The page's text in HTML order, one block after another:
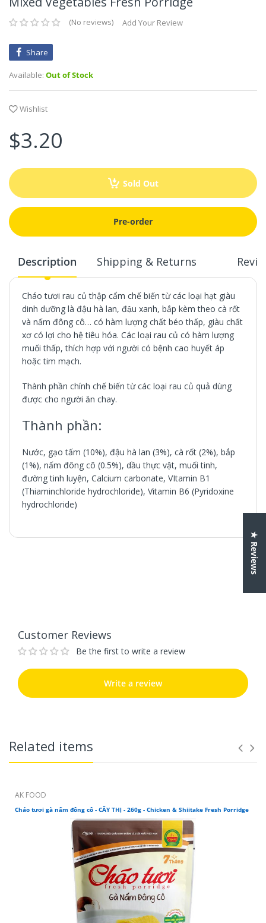
No reviews Add Your Review
Share
Available: Out of Stock
Wishlist
$3.20
Sold Out
Pre-order
Description Shipping & Returns
Cháo tươi rau củ thập cẩm chế biến từ các loại hạt giàu
dinh dưỡng là đậu hà lan, đậu xanh, bắp kèm theo cà rốt
và nấm đông cô… có hàm lượng chất béo thấp, giàu chất
xơ có lợi cho hệ tiêu hóa. Các loại rau củ có hàm lượng
muối thấp, thích hợp với người có bệnh cao huyết áp
hoặc tim mạch.
Thành phần chính chế biến từ các loại rau củ quả dùng
được cho người ăn chay.
Thành phần:
Nước, gạo tấm (10%), đậu hà lan (3%), cà rốt (2%), bắp
(1%), nấm đông cô (0.5%), dầu thực vật, muối tinh,
đường tinh luyện, Calcium carbonate, VItamin B1
(Thiaminchloride hydrochloride), Vitamin B6 (Pyridoxine
hydrochloride)
Customer Reviews
Customer Reviews
Be the first to write a review
Write a review
Related items
AK FOOD
Cháo tươi gà nấm đông cô - CÂY THỊ - 260g - Chicken & Shiitake Fresh Porridge
★ Reviews